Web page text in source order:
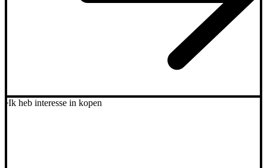
Ik heb interesse in kopen